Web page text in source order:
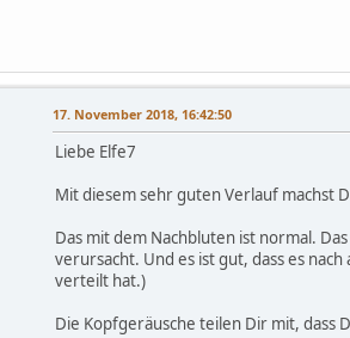
17. November 2018, 16:42:50
Liebe Elfe7
Mit diesem sehr guten Verlauf machst
Das mit dem Nachbluten ist normal.
verursacht. Und es ist gut, dass es
verteilt hat.)
Die Kopfgeräusche teilen Dir mit, dass